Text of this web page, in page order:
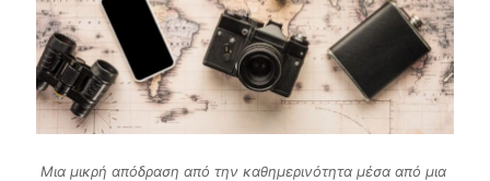
Μια μικρή απόδραση από την καθημερινότητα μέσα από μια